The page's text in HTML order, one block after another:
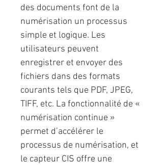
des documents font de la
numérisation un processus
simple et logique. Les
utilisateurs peuvent
enregistrer et envoyer des
fichiers dans des formats
courants tels que PDF, JPEG,
TIFF, etc. La fonctionnalité de «
numérisation continue »
permet d’accélérer le
processus de numérisation, et
le capteur CIS offre une